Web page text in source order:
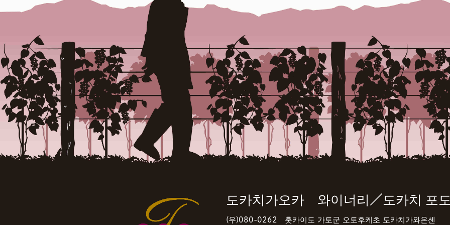
도카치가오카 와이너리／도카치 포
(우)080-0262 홋카이도 가토군 오토후케초 도카치가와온센